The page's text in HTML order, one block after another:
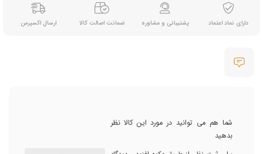
دارای نماد اعتماد پشتیبانی و مشاوره ضمانت اصالت کالا ارسال اکسپرس
شما هم می توانید در مورد این کالا نظر
بدهید